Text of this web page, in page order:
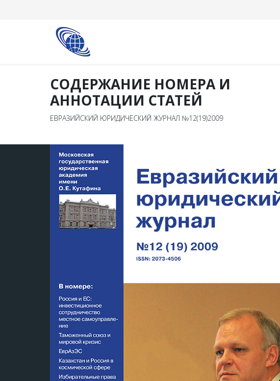
СОДЕРЖАНИЕ НОМЕРА И
АННОТАЦИИ СТАТЕЙ
ЕВРАЗИЙСКИЙ ЮРИДИЧЕСКИЙ ЖУРНАЛ №12(19)2009